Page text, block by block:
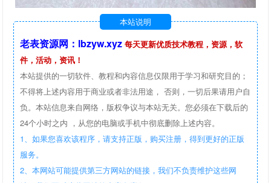
本站说明
老表资源网：lbzyw.xyz 每天更新优质技术教程，资源，软
件，活动，资讯！
本站提供的一切软件、教程和内容信息仅限用于学习和研究目的；
不得将上述内容用于商业或者非法用途， 否则，一切后果请用户自
负。本站信息来自网络，版权争议与本站无关。您必须在下载后的
24个小时之内 ，从您的电脑或手机中彻底删除上述内容。
1、如果您喜欢该程序，请支持正版，购买注册，得到更好的正版
服务。
2、本网站可能提供第三方网站的链接，我们不负责维护这些网